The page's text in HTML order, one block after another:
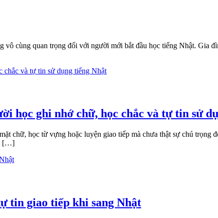
cùng quan trọng đối với người mới bắt đầu học tiếng Nhật. Gia
học ghi nhớ chữ, học chắc và tự tin sử
chữ, học từ vựng hoặc luyện giao tiếp mà chưa thật sự chú
[…]
tin giao tiếp khi sang Nhật